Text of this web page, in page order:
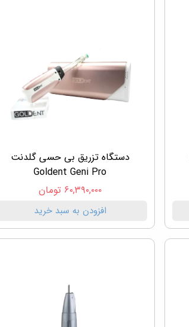
دستگاه تزریق بی حسی گلدنت
Goldent Geni Pro
۶۰,۳۹۰,۰۰۰ تومان
افزودن به سبد خرید